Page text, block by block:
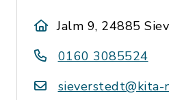
Jalm 9, 24885
0160 3085524
sieverstedt@kita-